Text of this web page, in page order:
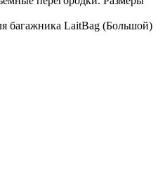
багажника LaitBag (Большой)